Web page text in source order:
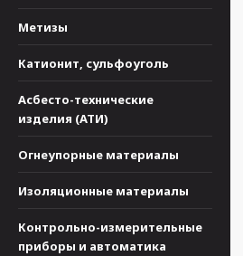
Метизы
Катионит, сульфоуголь
Асбесто-технические
изделия (АТИ)
Огнеупорные материалы
Изоляционные материалы
Контрольно-измерительные
приборы и автоматика